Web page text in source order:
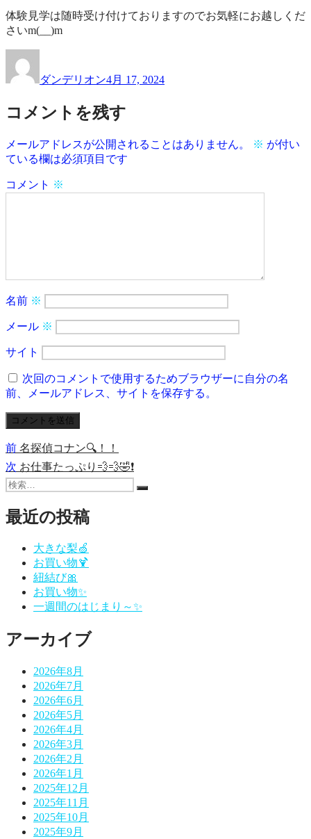
体験見学は随時受け付けておりますのでお気軽にお越しくだ
さいm(__)m
者
ダンデリオン日:
4月 17, 2024
コメントを残す
メールアドレスが公開されることはありません。 ※ が付い
ている欄は必須項目です
コメント ※
名前 ※
メール ※
サイト
次回のコメントで使用するためブラウザーに自分の名
前、メールアドレス、サイトを保存する。
投
稿
ナ
ビ
ン
前 前
の
投
稿:
名探偵コナン🔍！！
次 次
の
投
稿:
お仕事たっぷり💨💨🤣❗
検
検
最近の投稿
大きな梨🍏
お買い物🍹
紐結び🎀
お買い物✨
一週間のはじまり～✨
アーカイブ
2026年8月
2026年7月
2026年6月
2026年5月
2026年4月
2026年3月
2026年2月
2026年1月
2025年12月
2025年11月
2025年10月
2025年9月